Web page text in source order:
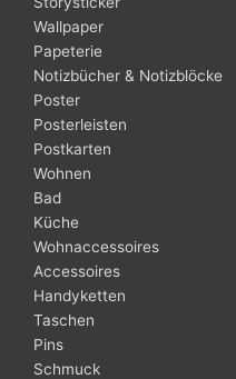
Wallpaper
Papeterie
Notizbücher & Notizblöcke
Poster
Posterleisten
Postkarten
Wohnen
Bad
Küche
Wohnaccessoires
Accessoires
Handyketten
Taschen
Pins
Schmuck